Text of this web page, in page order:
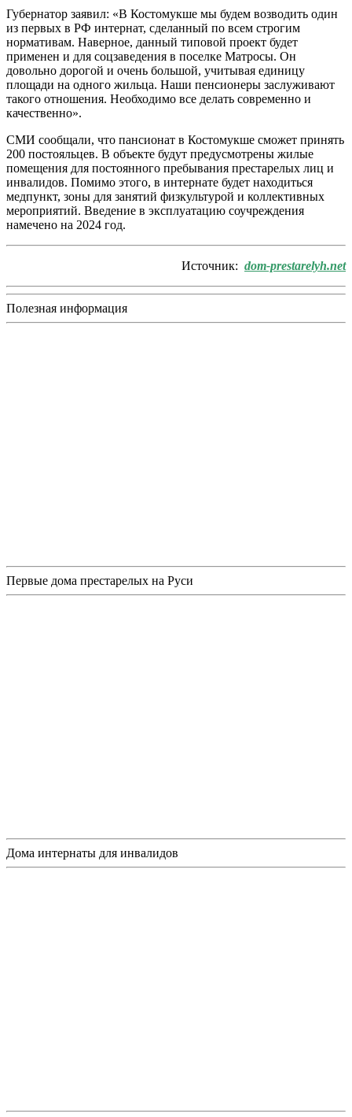
Губернатор заявил: «В Костомукше мы будем возводить один
из первых в РФ интернат, сделанный по всем строгим
нормативам. Наверное, данный типовой проект будет
применен и для соцзаведения в поселке Матросы. Он
довольно дорогой и очень большой, учитывая единицу
площади на одного жильца. Наши пенсионеры заслуживают
такого отношения. Необходимо все делать современно и
качественно».
СМИ сообщали, что пансионат в Костомукше сможет принять
200 постояльцев. В объекте будут предусмотрены жилые
помещения для постоянного пребывания престарелых лиц и
инвалидов. Помимо этого, в интернате будет находиться
медпункт, зоны для занятий физкультурой и коллективных
мероприятий. Введение в эксплуатацию соучреждения
намечено на 2024 год.
Источник: dom-prestarelyh.net
Полезная информация
Первые дома престарелых на Руси
Дома интернаты для инвалидов